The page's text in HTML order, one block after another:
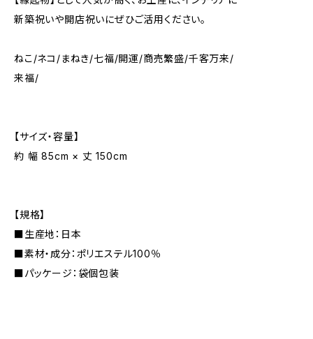
新築祝いや開店祝いにぜひご活用ください。
ねこ/ネコ/まねき/七福/開運/商売繁盛/千客万来/
来福/
【サイズ・容量】
約 幅 85cm × 丈 150cm
【規格】
■生産地：日本
■素材・成分：ポリエステル100％
■パッケージ：袋個包装